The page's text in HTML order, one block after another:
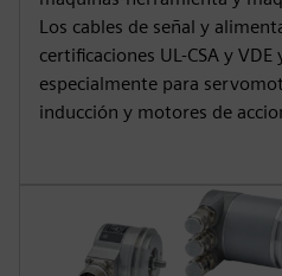
Los cables de señal y
certificaciones UL-CSA y
especialmente para
inducción y motores de